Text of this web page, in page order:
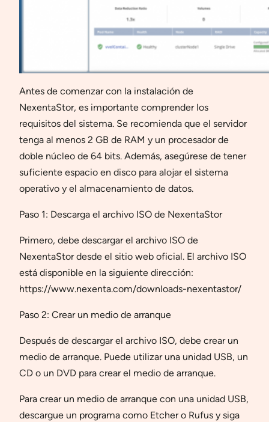
Antes de comenzar con la instalación de
NexentaStor, es importante comprender los
requisitos del sistema. Se recomienda que el servidor
tenga al menos 2 GB de RAM y un procesador de
doble núcleo de 64 bits. Además, asegúrese de tener
suficiente espacio en disco para alojar el sistema
operativo y el almacenamiento de datos.
Paso 1: Descarga el archivo ISO de NexentaStor
Primero, debe descargar el archivo ISO de
NexentaStor desde el sitio web oficial. El archivo ISO
está disponible en la siguiente dirección:
https://www.nexenta.com/downloads-nexentastor/
Paso 2: Crear un medio de arranque
Después de descargar el archivo ISO, debe crear un
medio de arranque. Puede utilizar una unidad USB, un
CD o un DVD para crear el medio de arranque.
Para crear un medio de arranque con una unidad USB,
descargue un programa como Etcher o Rufus y siga